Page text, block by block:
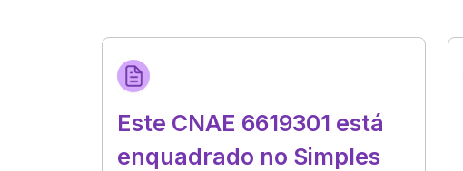
Este CNAE 6619301 está
enquadrado no Simples